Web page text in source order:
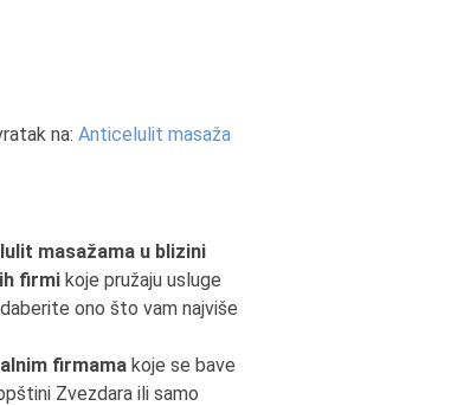
na: Anticelulit masaža
masažama u blizini
firmi koje pružaju usluge
ono što vam najviše
firmama koje se bave
Zvezdara ili samo